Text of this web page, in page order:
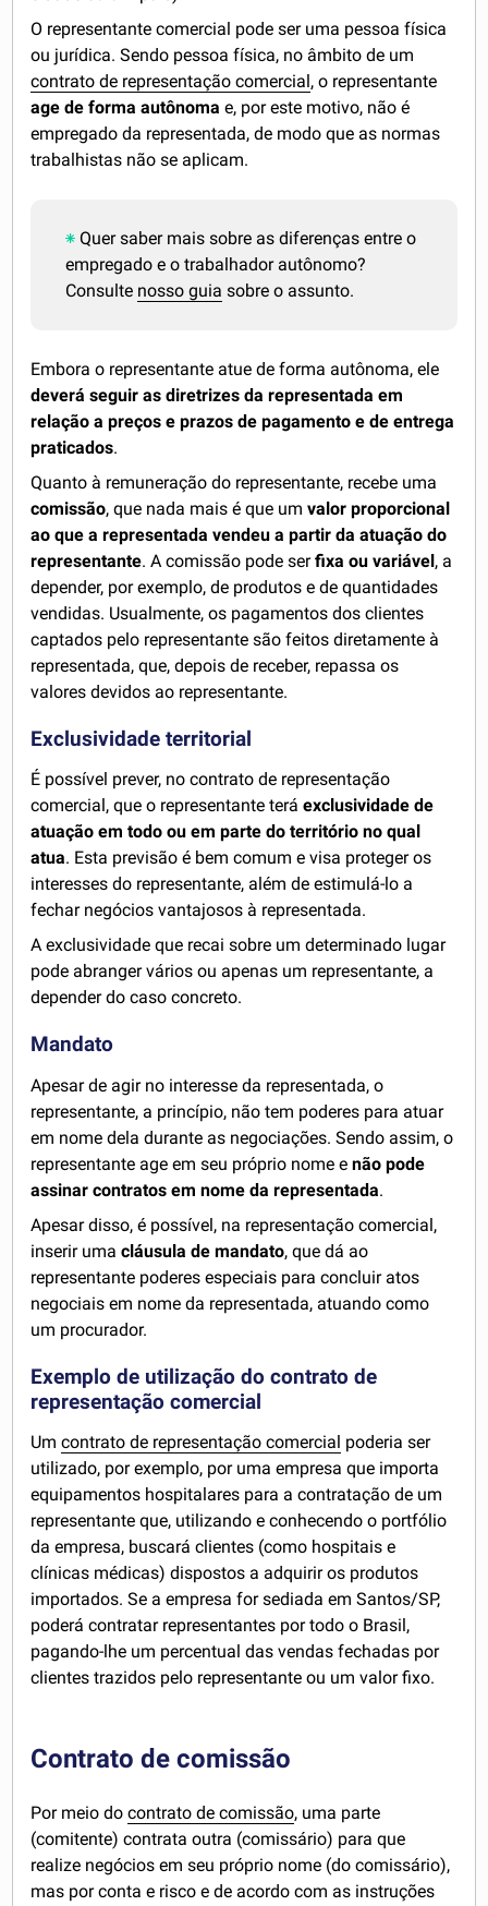
O representante comercial pode ser uma pessoa física
ou jurídica. Sendo pessoa física, no âmbito de um
contrato de representação comercial, o representante
age de forma autônoma e, por este motivo, não é
empregado da representada, de modo que as normas
trabalhistas não se aplicam.
Quer saber mais sobre as diferenças entre o
empregado e o trabalhador autônomo?
Consulte nosso guia sobre o assunto.
Embora o representante atue de forma autônoma, ele
deverá seguir as diretrizes da representada em
relação a preços e prazos de pagamento e de entrega
praticados.
Quanto à remuneração do representante, recebe uma
comissão, que nada mais é que umvalor proporcional
ao que a representada vendeu a partir da atuação do
representante. A comissão pode serfixa ou variável, a
depender, por exemplo, de produtos e de quantidades
vendidas. Usualmente, os pagamentos dos clientes
captados pelo representante são feitos diretamente à
representada, que, depois de receber, repassa os
valores devidos ao representante.
Exclusividade territorial
É possível prever, no contrato de representação
comercial, que o representante teráexclusividade de
atuação em todo ou em parte do território no qual
atua. Esta previsão é bem comum e visa proteger os
interesses do representante, além de estimulá-lo a
fechar negócios vantajosos à representada.
A exclusividade que recai sobre um determinado lugar
pode abranger vários ou apenas um representante, a
depender do caso concreto.
Mandato
Apesar de agir no interesse da representada, o
representante, a princípio, não tem poderes para atuar
em nome dela durante as negociações. Sendo assim, o
representante age em seu próprio nome enão pode
assinar contratos em nome da representada.
Apesar disso, é possível, na representação comercial,
inserir umacláusula de mandato, que dá ao
representante poderes especiais para concluir atos
negociais em nome da representada, atuando como
um procurador.
Exemplo de utilização do contrato de
representação comercial
Umcontrato de representação comercial poderia ser
utilizado, por exemplo, por uma empresa que importa
equipamentos hospitalares para a contratação de um
representante que, utilizando e conhecendo o portfólio
da empresa, buscará clientes (como hospitais e
clínicas médicas) dispostos a adquirir os produtos
importados. Se a empresa for sediada em Santos/SP,
poderá contratar representantes por todo o Brasil,
pagando-lhe um percentual das vendas fechadas por
clientes trazidos pelo representante ou um valor fixo.
Contrato de comissão
Por meio docontrato de comissão, uma parte
(comitente) contrata outra (comissário) para que
realize negócios em seu próprio nome (do comissário),
mas por conta e risco e de acordo com as instruções